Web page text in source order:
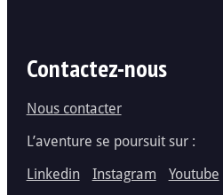
Contactez-nous
Nous contacter
L’aventure se poursuit sur :
Linkedin
Instagram Youtube